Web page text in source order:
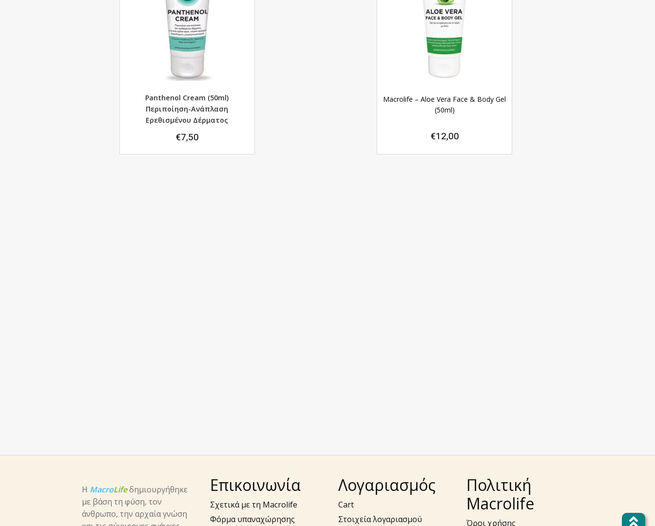
Panthenol Cream (50ml)
Περιποίηση-Ανάπλαση
Ερεθισμένου Δέρματος
€7,50
Macrolife – Aloe Vera Face & Body Gel
(50ml)
€12,00
Η MacroLifeδημιουργήθηκε
με βάση τη φύση, τον
άνθρωπο, την αρχαία γνώση
Επικοινωνία
Σχετικά με τη Macrolife
Φόρμα υπαναχώρησης
Λογαριασμός
Cart
Στοιχεία λογαριασμού
Πολιτική
Macrolife
Όροι χρήσης